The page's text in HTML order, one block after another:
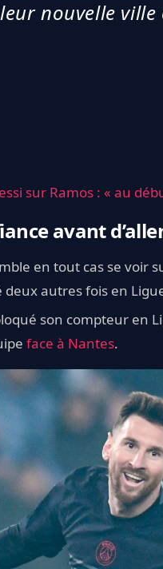
nouvelle
sur Ramos : « au
avant
en tout cas se voir
deux autres fois en
son compteur en
face à Nantes.